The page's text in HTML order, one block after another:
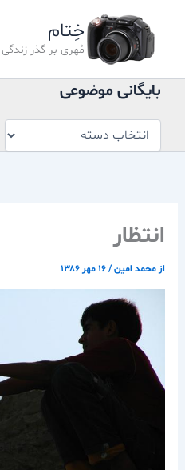
خِتام
مُهری بر گذر زندگی
بایگانی موضوعی
موضوعی
انتظار
از محمد امین/۱۶ مهر ۱۳۸۶